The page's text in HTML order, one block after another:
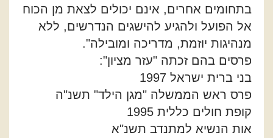
בתחומים אחרים, אינם יכולים לצאת מן הכוח
אל הפועל ולהגיע להישגים הנדרשים, ללא
מנהיגות יוזמת, מדריכה ומובילה".
פרסים בהם זכתה "עזר מציון":
בני ברית ישראל 1997
פרס ראש הממשלה "מגן הילד" תשנ"ה
קופת חולים כללית 1995
אות הנשיא למתנדב תשנ"א